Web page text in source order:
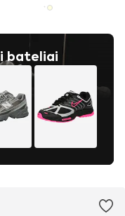
bateliai